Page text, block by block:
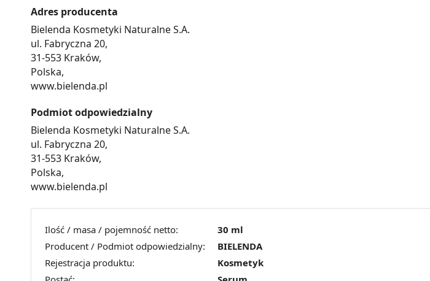
Adres producenta
Bielenda Kosmetyki Naturalne S.A.
ul. Fabryczna 20,
31-553 Kraków,
Polska,
www.bielenda.pl
Podmiot odpowiedzialny
Bielenda Kosmetyki Naturalne S.A.
ul. Fabryczna 20,
31-553 Kraków,
Polska,
www.bielenda.pl
Ilość / masa / pojemność netto:
30 ml
Producent / Podmiot odpowiedzialny:
BIELENDA
Rejestracja produktu:
Kosmetyk